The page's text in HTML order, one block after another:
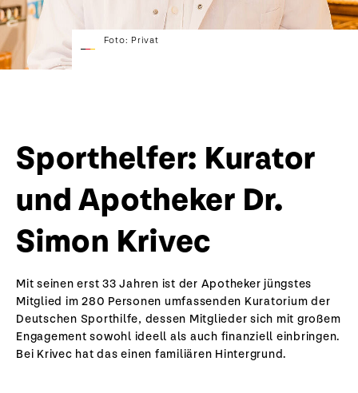
Foto: Privat
Sporthelfer: Kurator
und Apotheker Dr.
Simon Krivec
Mit seinen erst 33 Jahren ist der Apotheker jüngstes
Mitglied im 280 Personen umfassenden Kuratorium der
Deutschen Sporthilfe, dessen Mitglieder sich mit großem
Engagement sowohl ideell als auch finanziell einbringen.
Bei Krivec hat das einen familiären Hintergrund.